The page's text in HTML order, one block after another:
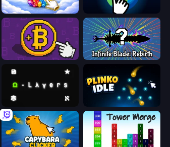
Crystalia Idle Clicker Planet Clicker 2
Money Maker Infinite Blade: Rebirth
Omega Layers Plinko Idle